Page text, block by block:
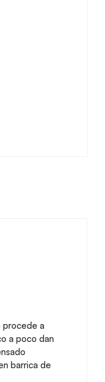
procede a
a poco dan
barrica de